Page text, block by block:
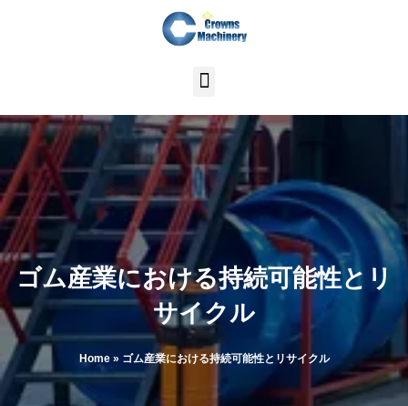
プ
ゴム産業における持続可能性とリ
サイクル
Home» ゴム産業における持続可能性とリサイクル